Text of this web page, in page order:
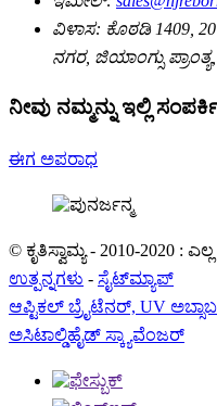
ವಿಳಾಸ: ಕೊಠಡಿ 1409,
ನಗರ, ಜಿಯಾಂಗ್ಸು
ನೀವು ನಮ್ಮನ್ನು ಇಲ್ಲಿ
ಈಗ ಅಪರಾಧ
© ಕೃತಿಸ್ವಾಮ್ಯ - 2010-2020 :
ಉತ್ಪನ್ನಗಳು - ಸೈಟ್‌ಮ್ಯಾಪ್
ಆಪ್ಟಿಕಲ್ ಬ್ರೈಟೆನರ್, UV
ಅಸಿಟಾಲ್ಡಿಹೈಡ್ ಸ್ಕ್ಯಾವೆಂಜರ್